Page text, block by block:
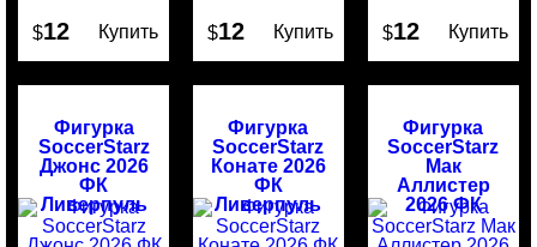
$12 Купить $12 Купить $12 Купить
Фигурка
SoccerStarz
Джонс 2026
ФК
Ливерпуль
Фигурка
SoccerStarz
Конате 2026
ФК
Ливерпуль
Фигурка
SoccerStarz
Мак
Аллистер
2026 ФК
Ливерпуль